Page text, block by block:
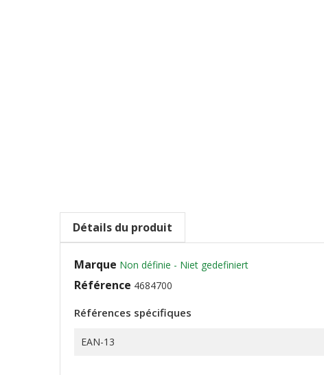
Détails du produit
Marque Non définie - Niet gedefiniert
Référence 4684700
Références spécifiques
EAN-13